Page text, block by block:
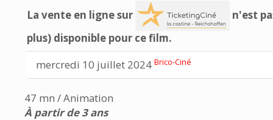
La vente en ligne sur
n'est
plus) disponible pour ce film.
mercredi 10 juillet 2024 Brico-Ciné
47 mn / Animation
À partir de 3 ans